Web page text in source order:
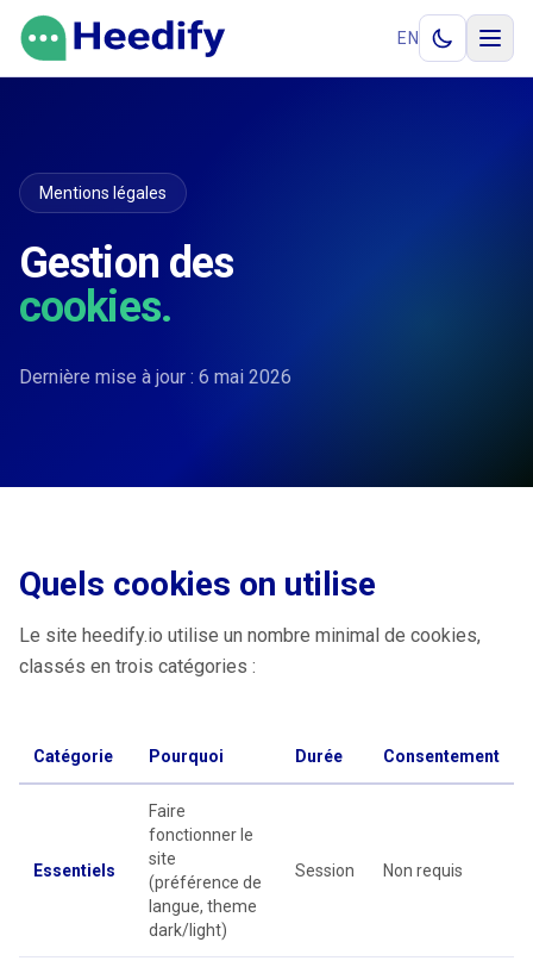
Aller au contenu
EN
Mentions légales
Gestion des
cookies.
Dernière mise à jour : 6 mai 2026
Quels cookies on utilise
Le site heedify.io utilise un nombre minimal de cookies,
classés en trois catégories :
Catégorie Pourquoi Durée Consentement
Essentiels
Faire
fonctionner le
site
(préférence de
langue, theme
dark/light)
Session Non requis